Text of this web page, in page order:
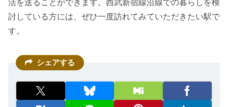
活を送ることができます。西武新宿線沿線での暮らしを検
討している方には、ぜひ一度訪れてみていただきたい駅で
す。
シェアする